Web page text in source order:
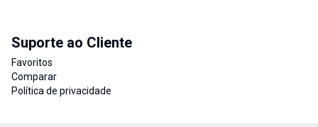
Suporte ao Cliente
Favoritos
Comparar
Política de privacidade